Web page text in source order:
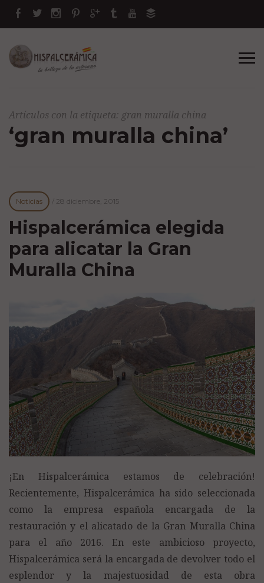
Artículos con la etiqueta: gran muralla china
‘gran muralla china’
Noticias / 28 diciembre, 2015
Hispalcerámica elegida
para alicatar la Gran
Muralla China
¡En Hispalcerámica estamos de celebración!
Recientemente, Hispalcerámica ha sido seleccionada
como la empresa española encargada de la
restauración y el alicatado de la Gran Muralla China
para el año 2016. En este ambicioso proyecto,
Hispalcerámica será la encargada de devolver todo el
esplendor y la majestuosidad de esta obra